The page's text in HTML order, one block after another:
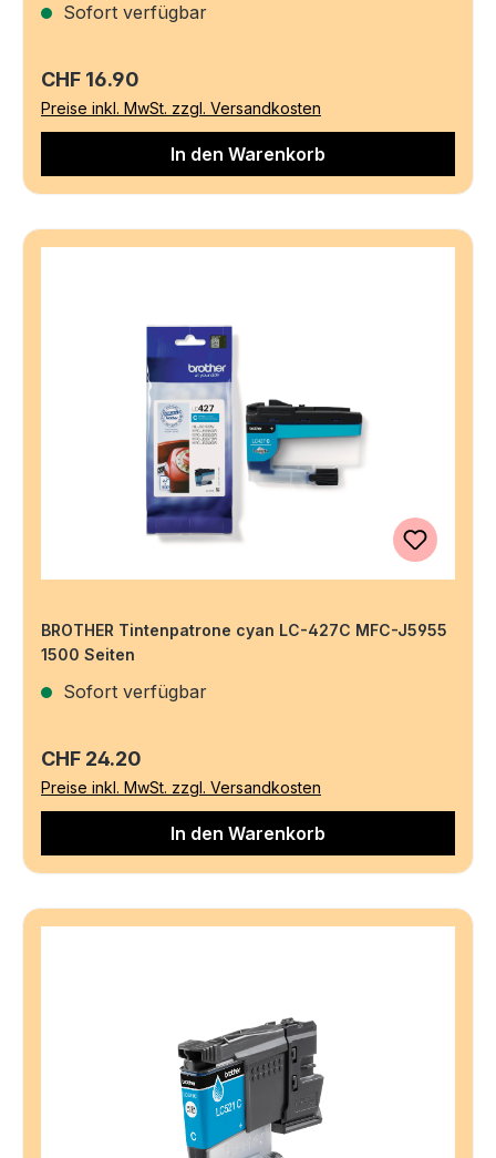
Sofort verfügbar
Regulärer Preis:
CHF 16.90
Preise inkl. MwSt. zzgl. Versandkosten
In den Warenkorb
BROTHER Tintenpatrone cyan LC-427C MFC-J5955
1500 Seiten
Sofort verfügbar
Regulärer Preis:
CHF 24.20
Preise inkl. MwSt. zzgl. Versandkosten
In den Warenkorb